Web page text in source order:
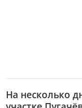
На несколько